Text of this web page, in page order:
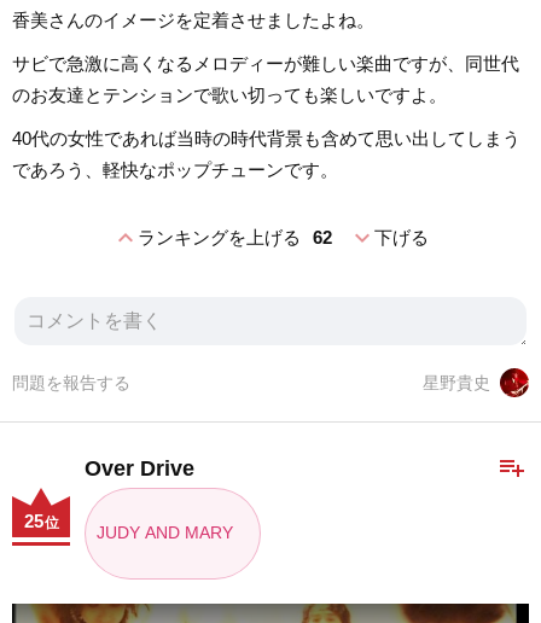
香美さんのイメージを定着させましたよね。
サビで急激に高くなるメロディーが難しい楽曲ですが、同世代
のお友達とテンションで歌い切っても楽しいですよ。
40代の女性であれば当時の時代背景も含めて思い出してしまう
であろう、軽快なポップチューンです。
expand_lessランキングを上げる 62 expand_more下げる
星野貴史
問題を報告する
playlist_add
Over Drive
JUDY AND MARY
25位